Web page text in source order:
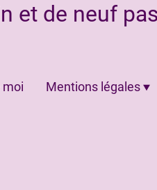
et de neuf
moi Mentions légales